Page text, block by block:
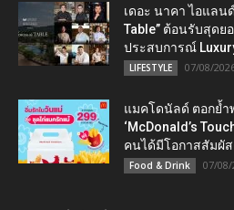
เดอะ นาคา ไอแลน
Table” ต้อนรับสุด
ประสบการณ์
LIFESTYLE 07/08/
แมคโดนัลด์ ตอกย้ำ
‘McDonald’s
คนได้มีโอกาสสัมผั
Food & Drink 07/08/